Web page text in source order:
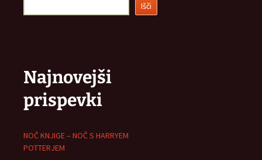
Išči
Najnovejši
prispevki
NOČ KNJIGE – NOČ S HARRYEM
POTTERJEM